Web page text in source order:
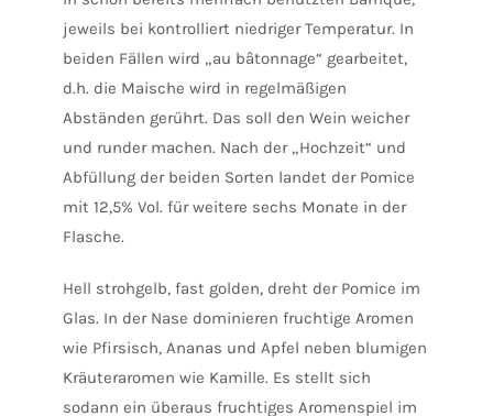
jeweils bei kontrolliert niedriger Temperatur. In
beiden Fällen wird „au bâtonnage“ gearbeitet,
d.h. die Maische wird in regelmäßigen
Abständen gerührt. Das soll den Wein weicher
und runder machen. Nach der „Hochzeit“ und
Abfüllung der beiden Sorten landet der Pomice
mit 12,5% Vol. für weitere sechs Monate in der
Flasche.
Hell strohgelb, fast golden, dreht der Pomice im
Glas. In der Nase dominieren fruchtige Aromen
wie Pfirsisch, Ananas und Apfel neben blumigen
Kräuteraromen wie Kamille. Es stellt sich
sodann ein überaus fruchtiges Aromenspiel im